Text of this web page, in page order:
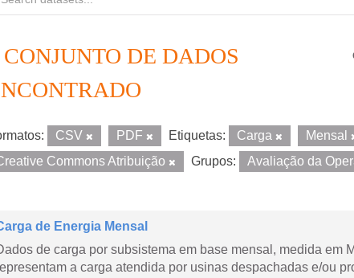
CONJUNTO DE DADOS
CSV PDF Etiquetas: Carga Mensal
Commons Atribuição
Grupos: Avaliação da
de Energia Mensal
de carga por subsistema em base mensal, medida em
a carga atendida por usinas despachadas e/ou